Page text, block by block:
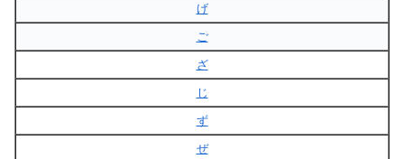
げ
ご
ざ
じ
ず
ぜ